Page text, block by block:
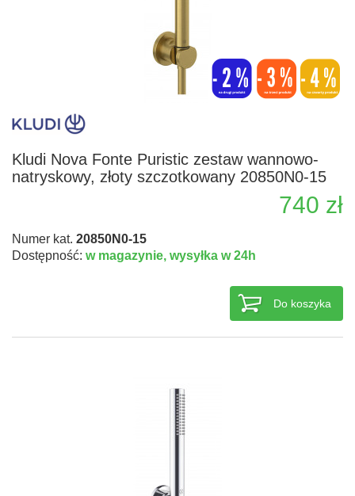
Kludi Nova Fonte Puristic zestaw wannowo-
natryskowy, złoty szczotkowany 20850N0-15
740 zł
Numer kat. 20850N0-15
Dostępność: w magazynie, wysyłka w 24h
Do koszyka